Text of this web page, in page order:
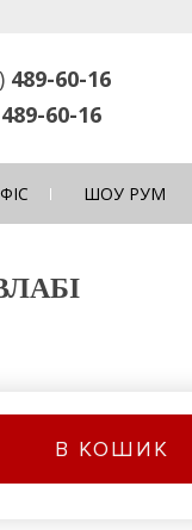
489-60-16
489-60-16
ШОУ РУМ
В КОШИК